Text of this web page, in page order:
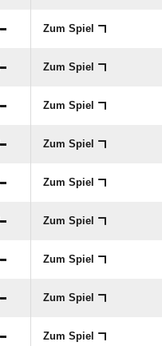
Zum Spiel
Zum Spiel
Zum Spiel
Zum Spiel
Zum Spiel
Zum Spiel
Zum Spiel
Zum Spiel
Zum Spiel